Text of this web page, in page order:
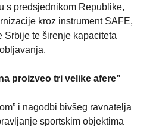
s predsjednikom Republike,
kroz instrument SAFE,
Srbije te širenje kapaciteta
proizveo tri velike afere”
i nagodbi bivšeg ravnatelja
sportskim objektima